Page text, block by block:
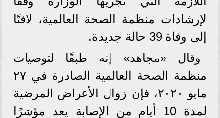
لإرشادات منظمة الصحة العالمية، لافتًا
إلى وفاة 39 حالة جديدة.
وقال «مجاهد» إنه طبقًا لتوصيات
منظمة الصحة العالمية الصادرة في ٢٧
مايو ٢٠٢٠، فإن زوال الأعراض المرضية
لمدة 10 أيام من الإصابة يعد مؤشرًا